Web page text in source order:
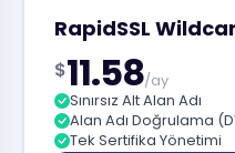
RapidSSL
$11.58/ay
Sınırsız Alt Alan Adı
Alan Adı Doğrulama
Tek Sertifika Yönetimi